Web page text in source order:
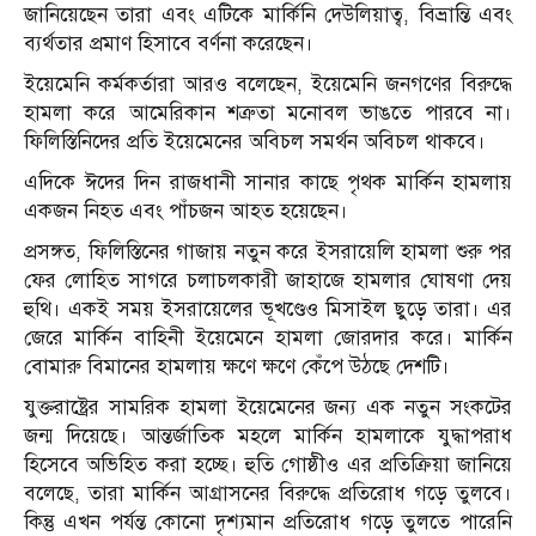
জানিয়েছেন তারা এবং এটিকে মার্কিনি দেউলিয়াত্ব, বিভ্রান্তি এবং
ব্যর্থতার প্রমাণ হিসাবে বর্ণনা করেছেন।
ইয়েমেনি কর্মকর্তারা আরও বলেছেন, ইয়েমেনি জনগণের বিরুদ্ধে
হামলা করে আমেরিকান শত্রুতা মনোবল ভাঙতে পারবে না।
ফিলিস্তিনিদের প্রতি ইয়েমেনের অবিচল সমর্থন অবিচল থাকবে।
এদিকে ঈদের দিন রাজধানী সানার কাছে পৃথক মার্কিন হামলায়
একজন নিহত এবং পাঁচজন আহত হয়েছেন।
প্রসঙ্গত, ফিলিস্তিনের গাজায় নতুন করে ইসরায়েলি হামলা শুরু পর
ফের লোহিত সাগরে চলাচলকারী জাহাজে হামলার ঘোষণা দেয়
হুথি। একই সময় ইসরায়েলের ভূখণ্ডেও মিসাইল ছুড়ে তারা। এর
জেরে মার্কিন বাহিনী ইয়েমেনে হামলা জোরদার করে। মার্কিন
বোমারু বিমানের হামলায় ক্ষণে ক্ষণে কেঁপে উঠছে দেশটি।
যুক্তরাষ্ট্রের সামরিক হামলা ইয়েমেনের জন্য এক নতুন সংকটের
জন্ম দিয়েছে। আন্তর্জাতিক মহলে মার্কিন হামলাকে যুদ্ধাপরাধ
হিসেবে অভিহিত করা হচ্ছে। হুতি গোষ্ঠীও এর প্রতিক্রিয়া জানিয়ে
বলেছে, তারা মার্কিন আগ্রাসনের বিরুদ্ধে প্রতিরোধ গড়ে তুলবে।
কিন্তু এখন পর্যন্ত কোনো দৃশ্যমান প্রতিরোধ গড়ে তুলতে পারেনি